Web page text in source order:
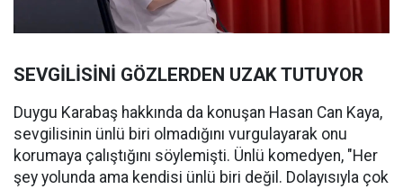
SEVGİLİSİNİ GÖZLERDEN UZAK TUTUYOR
Duygu Karabaş hakkında da konuşan Hasan Can Kaya,
sevgilisinin ünlü biri olmadığını vurgulayarak onu
korumaya çalıştığını söylemişti. Ünlü komedyen, "Her
şey yolunda ama kendisi ünlü biri değil. Dolayısıyla çok